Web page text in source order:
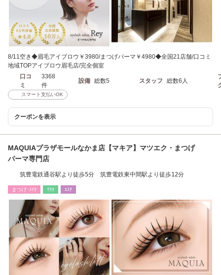
8/11空き◆眉毛アイブロウ￥3980/まつげパーマ￥4980◆全国21店舗/口コミ
地域TOPアイブロウ眉毛店/完全個室
口コ
ミ
3368
件
設備 総数5 スタッフ 総数6人
スマート支払いOK
クーポンを表示
MAQUIAプラザモールなかま店【マキア】マツエク・まつげ
パーマ専門店
筑豊電鉄通谷駅より徒歩5分 筑豊電鉄東中間駅より徒歩12分
まつげ･ﾒｲｸ ﾘﾗｸ ｴｽﾃ